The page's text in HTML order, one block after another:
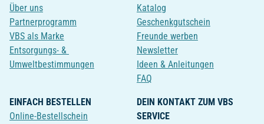
Über uns
Partnerprogramm
VBS als Marke
Entsorgungs- &
Umweltbestimmungen
Katalog
Geschenkgutschein
Freunde werben
Newsletter
Ideen & Anleitungen
FAQ
EINFACH BESTELLEN
Online-Bestellschein
DEIN KONTAKT ZUM VBS
SERVICE